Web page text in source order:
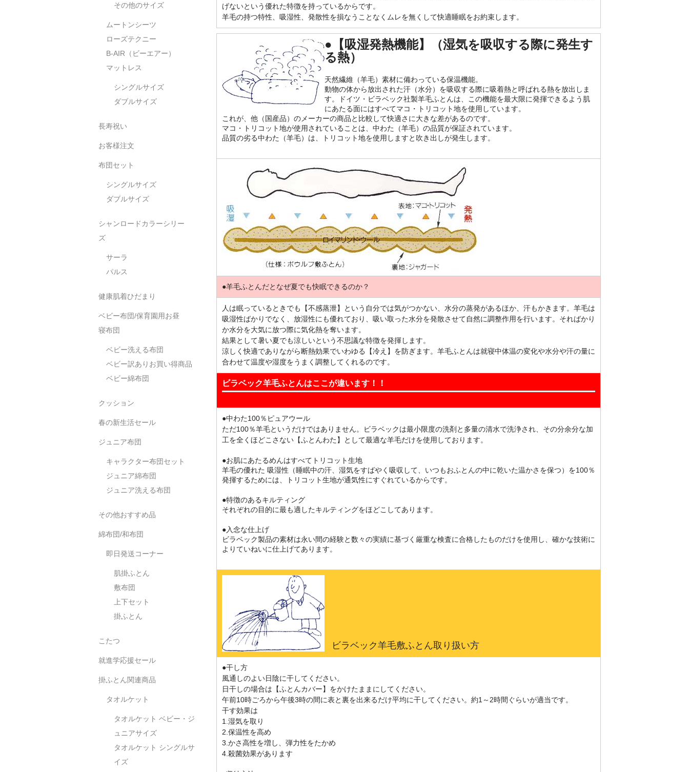
げないという優れた特徴を持っているからです。
羊毛の持つ特性、吸湿性、発散性を損なうことなくムレを無くして快適睡眠をお約束します。
●【吸湿発熱機能】（湿気を吸収する際に発生す
る熱）
天然繊維（羊毛）素材に備わっている保温機能。
動物の体から放出された汗（水分）を吸収する際に吸着熱と呼ばれる熱を放出しま
す。ドイツ・ビラベック社製羊毛ふとんは、この機能を最大限に発揮できるよう肌
にあたる面にはすべてマコ・トリコット地を使用しています。
これが、他（国産品）のメーカーの商品と比較して快適さに大きな差があるのです。
マコ・トリコット地が使用されていることは、中わた（羊毛）の品質が保証されています。
品質の劣る中わた（羊毛）は、トリコット地を使用しますと吹き出しが発生します。
●羊毛ふとんだとなぜ夏でも快眠できるのか？
人は眠っているときでも【不感蒸泄】という自分では気がつかない、水分の蒸発があるほか、汗もかきます。羊毛は
吸湿性ばかりでなく、放湿性にも優れており、吸い取った水分を発散させて自然に調整作用を行います。そればかり
か水分を大気に放つ際に気化熱を奪います。
結果として暑い夏でも涼しいという不思議な特徴を発揮します。
涼しく快適でありながら断熱効果でいわゆる【冷え】を防ぎます。羊毛ふとんは就寝中体温の変化や水分や汗の量に
合わせて温度や湿度をうまく調整してくれるのです。
ビラベック羊毛ふとんはここが違います！！
●中わた100％ピュアウール
ただ100％羊毛というだけではありません。ビラベックは最小限度の洗剤と多量の清水で洗浄され、その分余分な加
工を全くほどこさない【ふとんわた】として最適な羊毛だけを使用しております。
●お肌にあたるめんはすべてトリコット生地
羊毛の優れた 吸湿性（睡眠中の汗、湿気をすばやく吸収して、いつもおふとんの中に乾いた温かさを保つ）を100％
発揮するためには、トリコット生地が通気性にすぐれているからです。
●特徴のあるキルティング
それぞれの目的に最も適したキルティングをほどこしてあります。
●入念な仕上げ
ビラベック製品の素材は永い間の経験と数々の実績に基づく厳重な検査に合格したものだけを使用し、確かな技術に
よりていねいに仕上げてあります。
ビラベック羊毛敷ふとん取り扱い方
●干し方
風通しのよい日陰に干してください。
日干しの場合は【ふとんカバー】をかけたままにしてください。
午前10時ごろから午後3時の間に表と裏を出来るだけ平均に干してください。約1～2時間ぐらいが適当です。
干す効果は
1.湿気を取り
2.保温性を高め
3.かさ高性を増し、弾力性をたかめ
4.殺菌効果があります
その他のサイズ
ムートンシーツ
ローズテクニー
B-AIR（ビーエアー）
マットレス
シングルサイズ
ダブルサイズ
長寿祝い
お客様注文
布団セット
シングルサイズ
ダブルサイズ
シャンロードカラーシリー
ズ
サーラ
パルス
健康肌着ひだまり
ベビー布団/保育園用お昼
寝布団
ベビー洗える布団
ベビー訳ありお買い得商品
ベビー綿布団
クッション
春の新生活セール
ジュニア布団
キャラクター布団セット
ジュニア綿布団
ジュニア洗える布団
その他おすすめ品
綿布団/和布団
即日発送コーナー
肌掛ふとん
敷布団
上下セット
掛ふとん
こたつ
就進学応援セール
掛ふとん関連商品
タオルケット
タオルケット ベビー・ジ
ュニアサイズ
タオルケット シングルサ
イズ